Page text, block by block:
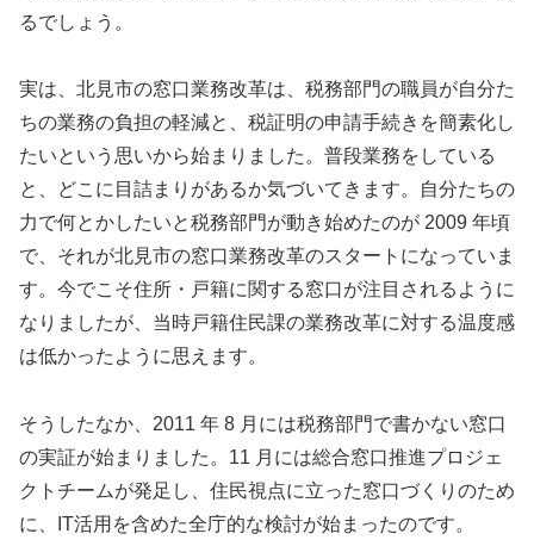
るでしょう。
実は、北見市の窓口業務改革は、税務部門の職員が自分た
ちの業務の負担の軽減と、税証明の申請手続きを簡素化し
たいという思いから始まりました。普段業務をしている
と、どこに目詰まりがあるか気づいてきます。自分たちの
力で何とかしたいと税務部門が動き始めたのが 2009 年頃
で、それが北見市の窓口業務改革のスタートになっていま
す。今でこそ住所・戸籍に関する窓口が注目されるように
なりましたが、当時戸籍住民課の業務改革に対する温度感
は低かったように思えます。
そうしたなか、2011 年 8 月には税務部門で書かない窓口
の実証が始まりました。11 月には総合窓口推進プロジェ
クトチームが発足し、住民視点に立った窓口づくりのため
に、IT活用を含めた全庁的な検討が始まったのです。